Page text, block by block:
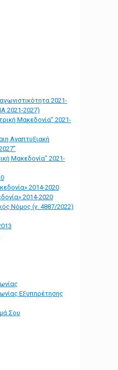
2021-
2021-2027)
Μακεδονία” 2021-
Αναπτυξιακή
Μακεδονία” 2021-
2014-2020
2014-2020
Νόμος (ν. 4887/2022)
Εξυπηρέτησης
Σου